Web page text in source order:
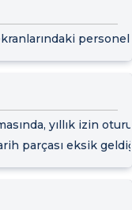
yıllık izin
parçası eksik